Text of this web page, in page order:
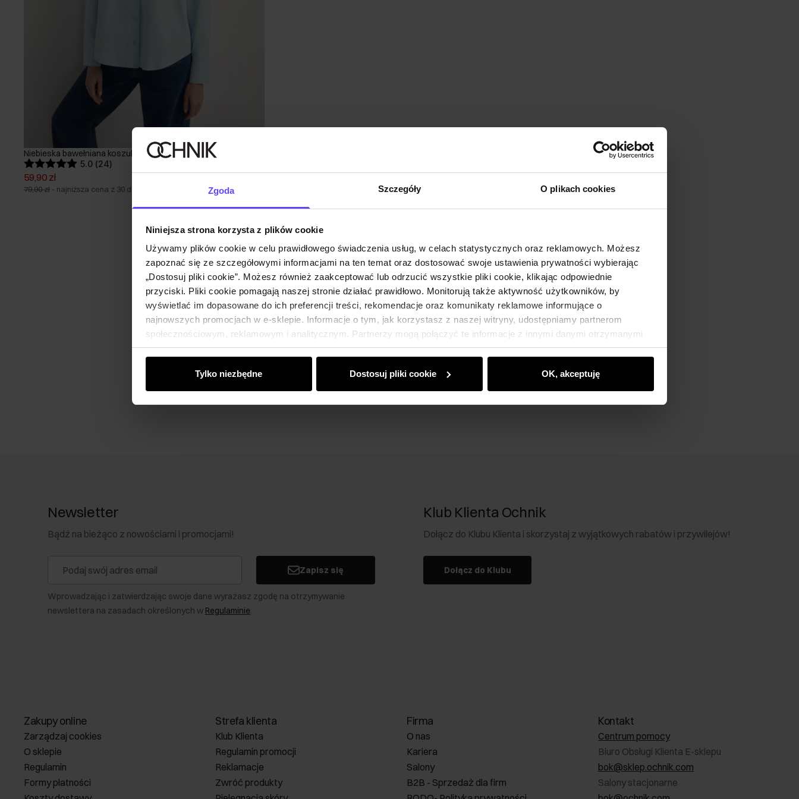
Zgoda Szczegóły O plikach cookies
Niniejsza strona korzysta z plików cookie
Używamy plików cookie w celu prawidłowego świadczenia usług, w celach statystycznych oraz reklamowych. Możesz
zapoznać się ze szczegółowymi informacjami na ten temat oraz dostosować swoje ustawienia prywatności wybierając
„Dostosuj pliki cookie”. Możesz również zaakceptować lub odrzucić wszystkie pliki cookie, klikając odpowiednie
przyciski. Pliki cookie pomagają naszej stronie działać prawidłowo. Monitorują także aktywność użytkowników, by
wyświetlać im dopasowane do ich preferencji treści, rekomendacje oraz komunikaty reklamowe informujące o
najnowszych promocjach w e-sklepie. Informacje o tym, jak korzystasz z naszej witryny, udostępniamy partnerom
społecznościowym, reklamowym i analitycznym. Partnerzy mogą połączyć te informacje z innymi danymi otrzymanymi
od Ciebie lub uzyskanymi podczas korzystania z ich usług.
Tylko niezbędne Dostosuj pliki cookie OK, akceptuję
Niebieska bawełniana koszula damska
5.0 (24)
59,90 zł
79,90 zł - najniższa cena z 30 dni przed obniżką
Newsletter
Bądź na bieżąco z nowościami i promocjami!
Zapisz się
Wprowadzając i zatwierdzając swoje dane wyrażasz zgodę na otrzymywanie
newslettera na zasadach określonych w Regulaminie.
Klub Klienta Ochnik
Dołącz do Klubu Klienta i skorzystaj z wyjątkowych rabatów i przywilejów!
Dołącz do Klubu
Zakupy online
Zarządzaj cookies
O sklepie
Regulamin
Formy płatności
Strefa klienta
Klub Klienta
Regulamin promocji
Reklamacje
Zwróć produkty
Firma
O nas
Kariera
Salony
B2B - Sprzedaż dla firm
Kontakt
Centrum pomocy
Biuro Obsługi Klienta E-sklepu
bok@sklep.ochnik.com
Salony stacjonarne